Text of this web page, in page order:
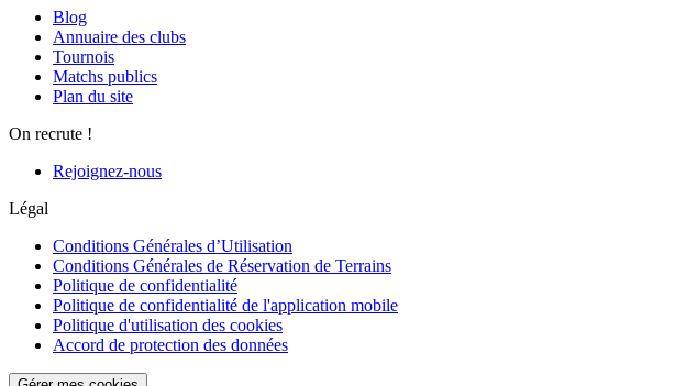
Blog
Annuaire des clubs
Tournois
Matchs publics
Plan du site
On recrute !
Rejoignez-nous
Légal
Conditions Générales d’Utilisation
Conditions Générales de Réservation de Terrains
Politique de confidentialité
Politique de confidentialité de l'application mobile
Politique d'utilisation des cookies
Accord de protection des données